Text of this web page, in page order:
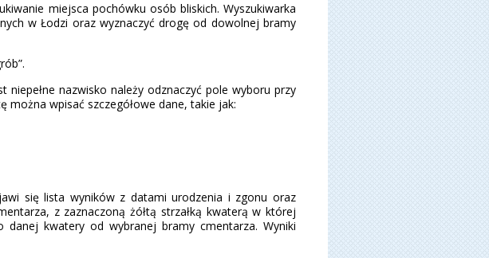
miejsca pochówku osób bliskich. Wyszukiwarka
w Łodzi oraz wyznaczyć drogę od dowolnej bramy
niepełne nazwisko należy odznaczyć pole wyboru przy
można wpisać szczegółowe dane, takie jak:
się lista wyników z datami urodzenia i zgonu oraz
z zaznaczoną żółtą strzałką kwaterą w której
kwatery od wybranej bramy cmentarza. Wyniki